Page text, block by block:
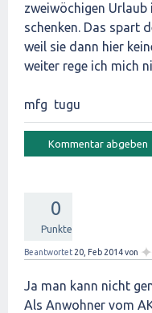
zweiwöchigen
schenken. Das spart
weil sie dann hier
weiter rege ich mich
mfg tugu
0
Punkte
Beantwortet 20, Feb 2014von ✦
Ja man kann nicht
Als Anwohner vom